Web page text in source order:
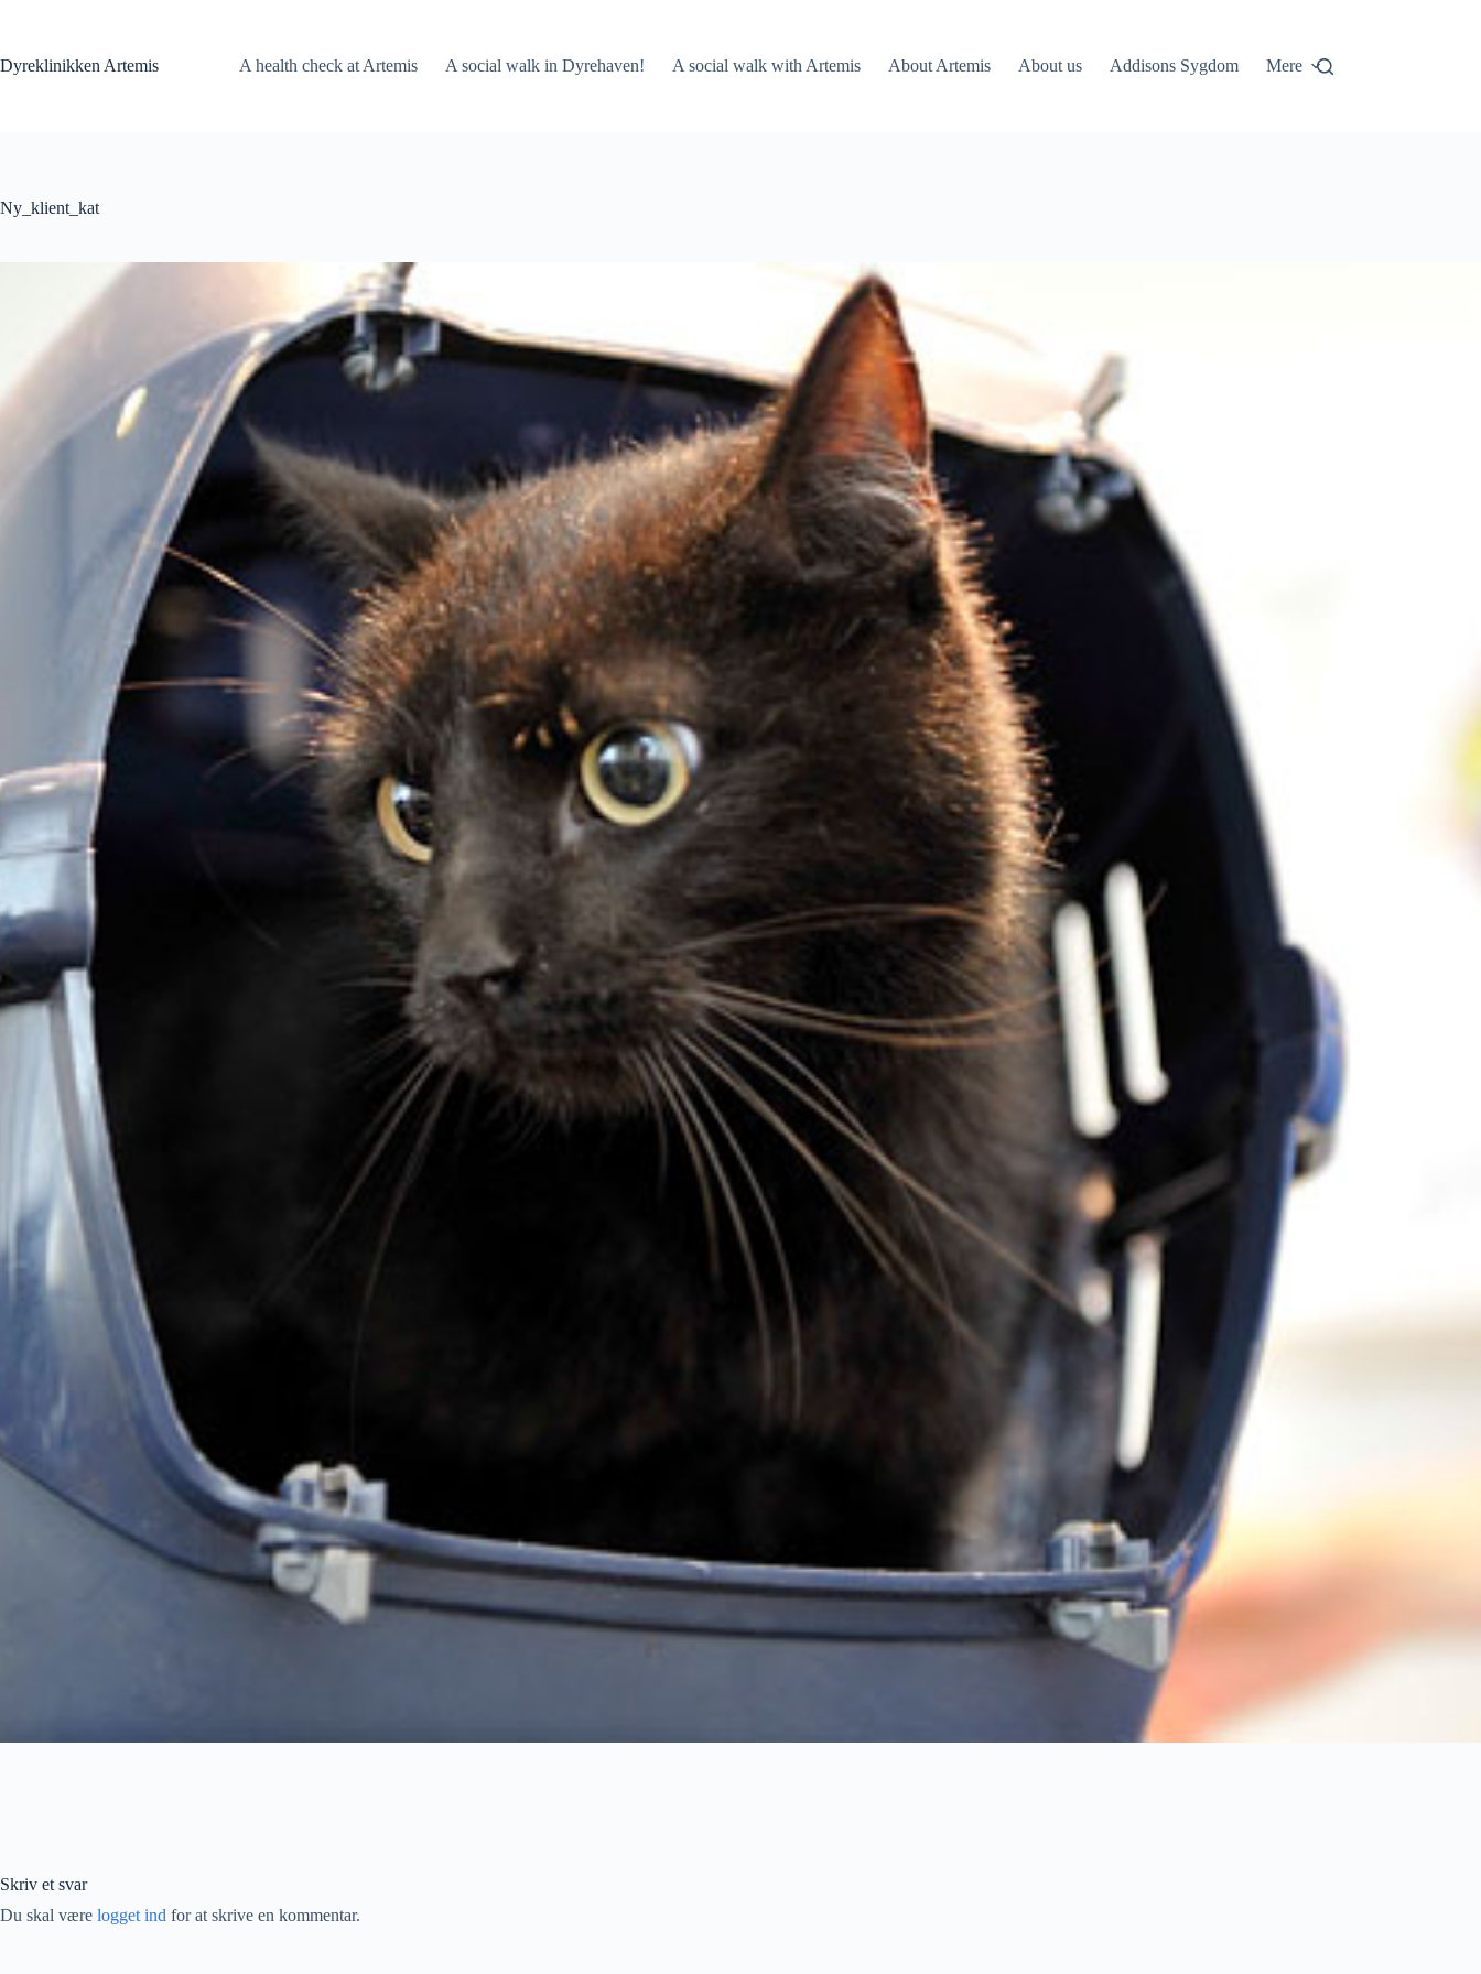
Dyreklinikken Artemis
A health check at Artemis A social walk in Dyrehaven! A social walk with Artemis About Artemis About us Addisons Sygdom Mere
Ny_klient_kat
Skriv et svar
Du skal være logget ind for at skrive en kommentar.